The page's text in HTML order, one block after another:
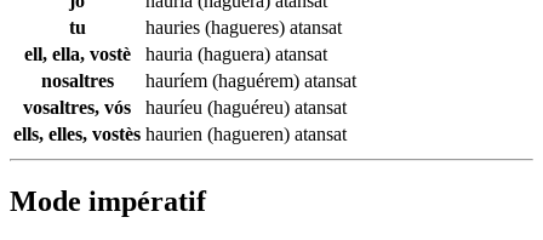
tu
hauries (hagueres) atansat
ell, ella, vostè
hauria (haguera) atansat
nosaltres
hauríem (haguérem) atansat
vosaltres, vós
hauríeu (haguéreu) atansat
ells, elles, vostès haurien (hagueren) atansat
Mode impératif